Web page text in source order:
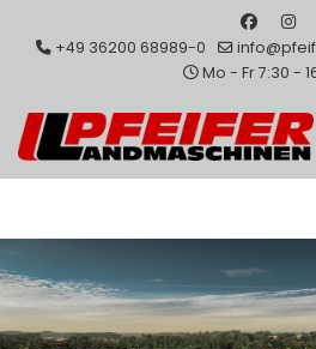
+49 36200 68989-0
Mo - Fr 7:30 -